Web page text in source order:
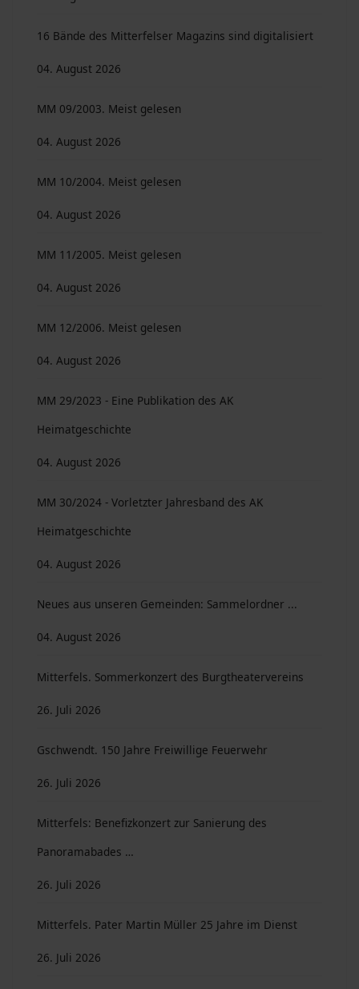
16 Bände des Mitterfelser Magazins sind digitalisiert
04. August 2026
MM 09/2003. Meist gelesen
04. August 2026
MM 10/2004. Meist gelesen
04. August 2026
MM 11/2005. Meist gelesen
04. August 2026
MM 12/2006. Meist gelesen
04. August 2026
MM 29/2023 - Eine Publikation des AK
Heimatgeschichte
04. August 2026
MM 30/2024 - Vorletzter Jahresband des AK
Heimatgeschichte
04. August 2026
Neues aus unseren Gemeinden: Sammelordner ...
04. August 2026
Mitterfels. Sommerkonzert des Burgtheatervereins
26. Juli 2026
Gschwendt. 150 Jahre Freiwillige Feuerwehr
26. Juli 2026
Mitterfels: Benefizkonzert zur Sanierung des
Panoramabades …
26. Juli 2026
Mitterfels. Pater Martin Müller 25 Jahre im Dienst
26. Juli 2026